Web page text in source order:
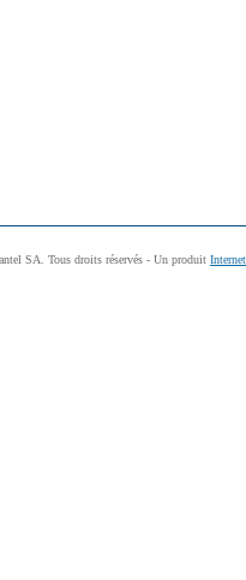
SA. Tous droits réservés - Un produit